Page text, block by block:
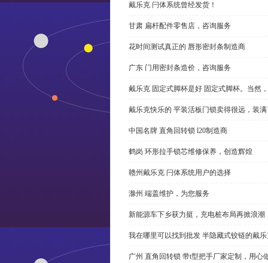
戴乐克 闩体系统曾经发货！
甘肃 扁杆配件零售店，咨询服务
花时间测试真正的 唇形密封条制造商
广东 门用密封条造价，咨询服务
戴乐克 固定式脚杯是好 固定式脚杯。当然
戴乐克快乐的 平装活板门锁卖得很远，装
中国名牌 直角回转锁 l20制造商
鹤岗 环形拉手锁芯维修保养，创造辉煌
赣州戴乐克 闩体系统用户的选择
滁州 端盖维护，为您服务
新能源车下乡获力挺，充电桩布局再掀浪潮
我在哪里可以找到批发 半隐藏式铰链的戴
广州 直角回转锁 带t型把手厂家定制，用心